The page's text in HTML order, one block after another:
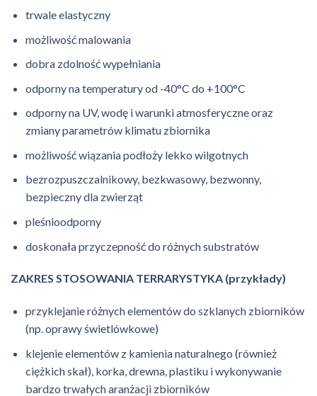
trwale elastyczny
możliwość malowania
dobra zdolność wypełniania
odporny na temperatury od -40°C do +100°C
odporny na UV, wodę i warunki atmosferyczne oraz
zmiany parametrów klimatu zbiornika
możliwość wiązania podłoży lekko wilgotnych
bezrozpuszczalnikowy, bezkwasowy, bezwonny,
bezpieczny dla zwierząt
pleśnioodporny
doskonała przyczepność do różnych substratów
ZAKRES STOSOWANIA TERRARYSTYKA (przykłady)
przyklejanie różnych elementów do szklanych zbiorników
(np. oprawy świetlówkowe)
klejenie elementów z kamienia naturalnego (również
ciężkich skał), korka, drewna, plastiku i wykonywanie
bardzo trwałych aranżacji zbiorników